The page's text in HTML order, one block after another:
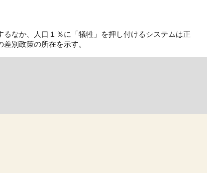
なか、人口１％に「犠牲」を押し付けるシステムは正
別政策の所在を示す。